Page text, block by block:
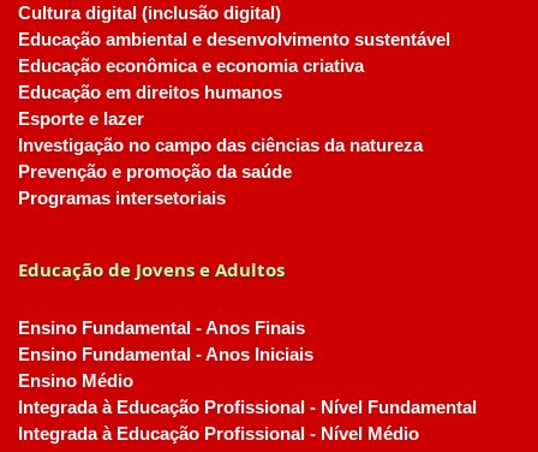
Cultura digital (inclusão digital)
Educação ambiental e desenvolvimento sustentável
Educação econômica e economia criativa
Educação em direitos humanos
Esporte e lazer
Investigação no campo das ciências da natureza
Prevenção e promoção da saúde
Programas intersetoriais
Educação de Jovens e Adultos
Ensino Fundamental - Anos Finais
Ensino Fundamental - Anos Iniciais
Ensino Médio
Integrada à Educação Profissional - Nível Fundamental
Integrada à Educação Profissional - Nível Médio